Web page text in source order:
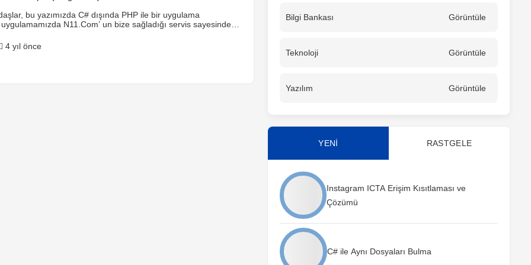
bu yazımızda C# dışında PHP ile bir uygulama
N11.Com’ un bize sağladığı servis sayesinde
ürünü sistemden silme ve sipariş bilgilerini çekme gibi
yeni sipariş bilgilerini çekme konusuna değineceğiz.Tabi
4 yıl önce
Bilgi Bankası Görüntüle
Teknoloji Görüntüle
Yazılım Görüntüle
YENİ RASTGELE
Instagram ICTA Erişim Kısıtlaması ve
Çözümü
C# ile Aynı Dosyaları Bulma